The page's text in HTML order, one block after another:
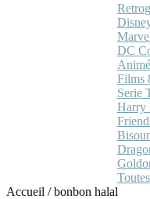
DC
Films
Serie
Harry
Accueil /bonbon halal